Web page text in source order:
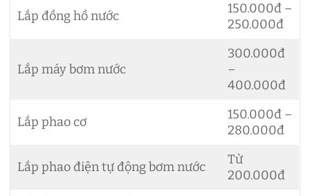
Lắp đồng hồ nước
150.000đ –
250.000đ
Lắp máy bơm nước
300.000đ
–
400.000đ
Lắp phao cơ
150.000đ –
280.000đ
Lắp phao điện tự động bơm nước
Từ
200.000đ